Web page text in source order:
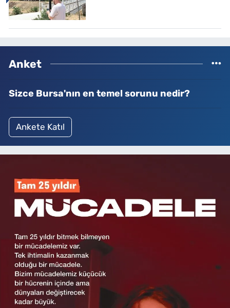
Anket
Sizce Bursa'nın en temel sorunu nedir?
Ankete Katıl